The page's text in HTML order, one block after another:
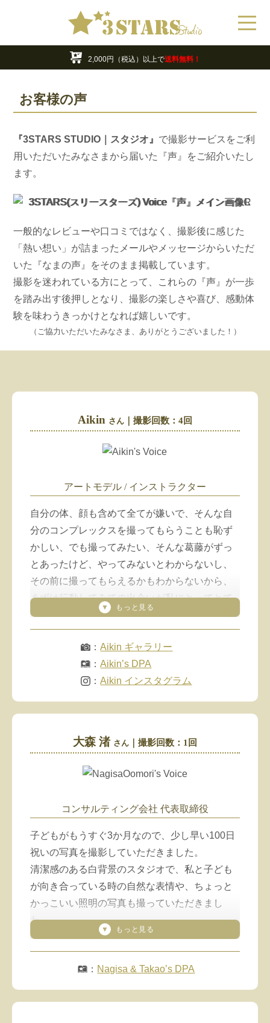
年末年始の営業・休業日のお知らせ
最大70%OFF!!お買い得アウトレット商品
2,000円（税込）以上で送料無料！
11,000円OFF!! 『デジタル フォトアルバム』期間限定割引中！
22,000円OFF!! 『VENUS Shot』期間限定割引中！
16,500円OFF!!『ART Shot』期間限定割引中！
22,000円OFF!!
お客様の声
『3STARS STUDIO｜スタジオ』 で撮影サービスをご利
用いただいたみなさまから届いた『声』をご紹介いたし
ます。
一般的なレビューや口コミではなく、撮影後に感じた
「熱い想い」が詰まったメールやメッセージからいただ
いた『なまの声』をそのまま掲載しています。
撮影を迷われている方にとって、これらの『声』が一歩
を踏み出す後押しとなり、撮影の楽しさや喜び、感動体
験を味わうきっかけとなれば嬉しいです。
（ご協力いただいたみなさま、ありがとうございました！）
Aikin さん｜撮影回数：4回
アートモデル / インストラクター
自分の体、顔も含めて全てが嫌いで、そんな自
分のコンプレックスを撮ってもらうことも恥ず
かしい、でも撮ってみたい、そんな葛藤がずっ
とあったけど、やってみないとわからないし、
その前に撮ってもらえるかもわからないから、
まずは行動してみての出会いが私にとってとて
も大きい。
自分のコンプレックス全てを伝えて、それも知
毎回すごく貴重な経験をさせていただき、たく
Junさんとの撮影はいつも楽しくて、撮れば撮る
そして、話せば話すほど感謝とリスペクト
：Aikin ギャラリー
：Aikin’s DPA
：Aikin インスタグラム
大森 渚 さん｜撮影回数：1回
コンサルティング会社 代表取締役
子どもがもうすぐ3か月なので、少し早い100日
祝いの写真を撮影していただきました。
清潔感のある白背景のスタジオで、私と子ども
が向き合っている時の自然な表情や、ちょっと
かっこいい照明の写真も撮っていただきまし
た。
カメラマンのJUNさんも子ども好きで、子ども
もリラックスして撮影できました。
ただけたのも嬉しかったです。一生の宝物にな
： Nagisa & Takao’s DPA